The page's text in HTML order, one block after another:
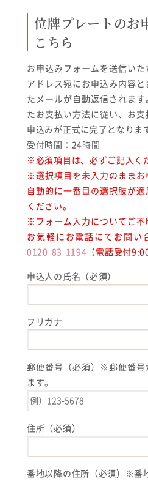
位牌プレートのお
こちら
お申込みフォームを送信い
アドレス宛にお申込み内容
たメールが自動返信されま
たお支払い方法に従い、お
申込みが正式に完了となりま
受付時間：24時間
※必須項目は、必ずご記入く
※選択項目を未入力のままお
自動的に一番目の選択肢が
ください。
※フォーム入力についてご不
お気軽にお電話にてお問い
0120-83-1194 （電話受付
申込人の氏名（必須）
フリガナ
郵便番号（必須）※郵便番号
ます。
住所（必須）
番地以降の住所（必須）※番